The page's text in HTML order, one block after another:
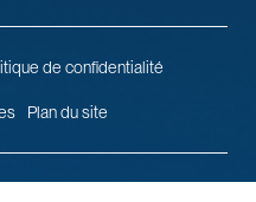
de confidentialité
Plan du site